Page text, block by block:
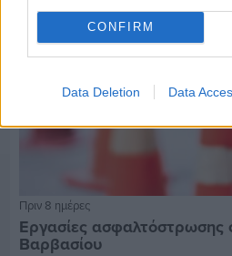
CONFIRM
Data Deletion Data
Πριν 8 ημέρες
Εργασίες ασφαλτόστρωσης
Βαρβασίου